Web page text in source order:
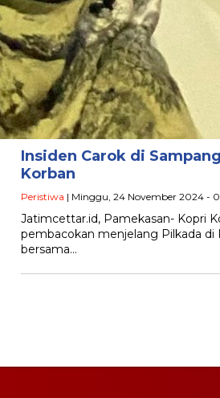
Insiden Carok di
Korban
Peristiwa | Minggu, 24 November 2024 -
Jatimcettar.id, Pamekasan- Kopri
pembacokan menjelang Pilkada
bersama…